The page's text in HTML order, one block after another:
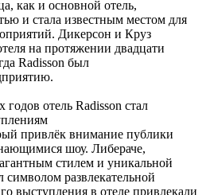
как и основной отель,
и стала известным местом для
Дикерсон и Круз
на протяжении двадцати
Radisson был
отель Radisson стал
привлёк внимание публики
шоу. Либераче,
стилем и уникальной
символом развлекательной
выступления в отеле привлекали